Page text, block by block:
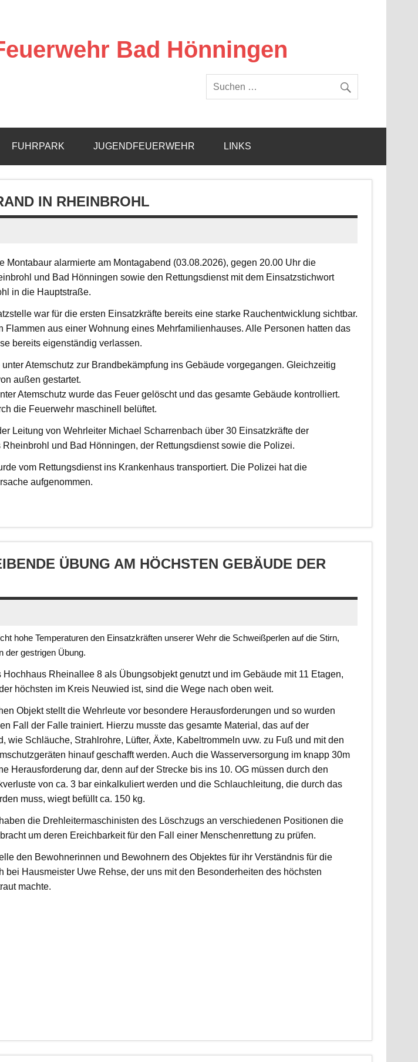
Bad Hönningen
FUHRPARK JUGENDFEUERWEHR LINKS
IN RHEINBROHL
Montabaur alarmierte am Montagabend (03.08.2026), gegen 20.00 Uhr die
und Bad Hönningen sowie den Rettungsdienst mit dem Einsatzstichwort
in die Hauptstraße.
war für die ersten Einsatzkräfte bereits eine starke Rauchentwicklung sichtbar.
Flammen aus einer Wohnung eines Mehrfamilienhauses. Alle Personen hatten das
bereits eigenständig verlassen.
Atemschutz zur Brandbekämpfung ins Gebäude vorgegangen. Gleichzeitig
außen gestartet.
Atemschutz wurde das Feuer gelöscht und das gesamte Gebäude kontrolliert.
die Feuerwehr maschinell belüftet.
Leitung von Wehrleiter Michael Scharrenbach über 30 Einsatzkräfte der
und Bad Hönningen, der Rettungsdienst sowie die Polizei.
vom Rettungsdienst ins Krankenhaus transportiert. Die Polizei hat die
aufgenommen.
ÜBUNG AM HÖCHSTEN GEBÄUDE DER S
hohe Temperaturen den Einsatzkräften unserer Wehr die Schweißperlen auf die Stirn,
der gestrigen Übung.
Hochhaus Rheinallee 8 als Übungsobjekt genutzt und im Gebäude mit 11 Etagen,
höchsten im Kreis Neuwied ist, sind die Wege nach oben weit.
Objekt stellt die Wehrleute vor besondere Herausforderungen und so wurden
Fall der Falle trainiert. Hierzu musste das gesamte Material, das auf der
wie Schläuche, Strahlrohre, Lüfter, Äxte, Kabeltrommeln uvw. zu Fuß und mit den
hinauf geschafft werden. Auch die Wasserversorgung im knapp 30m
Herausforderung dar, denn auf der Strecke bis ins 10. OG müssen durch den
von ca. 3 bar einkalkuliert werden und die Schlauchleitung, die durch das
muss, wiegt befüllt ca. 150 kg.
die Drehleitermaschinisten des Löschzugs an verschiedenen Positionen die
um deren Ereichbarkeit für den Fall einer Menschenrettung zu prüfen.
den Bewohnerinnen und Bewohnern des Objektes für ihr Verständnis für die
bei Hausmeister Uwe Rehse, der uns mit den Besonderheiten des höchsten
machte.